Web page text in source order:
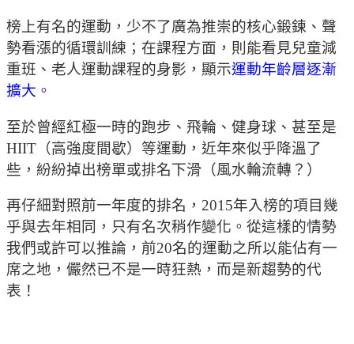
榜上有名的運動，少不了廣為推崇的核心鍛鍊、聲
勢看漲的循環訓練；在課程方面，則能看見兒童減
重班、老人運動課程的身影，顯示運動年齡層逐漸
擴大 。
至於曾經紅極一時的跑步、飛輪、健身球、甚至是
HIIT（高強度間歇）等運動，近年來似乎降溫了
些，紛紛掉出榜單或排名下滑（風水輪流轉？）
再仔細對照前一年度的排名，2015年入榜的項目幾
乎與去年相同，只有名次稍作變化。從這樣的情勢
我們或許可以推論，前20名的運動之所以能佔有一
席之地，儼然已不是一時狂熱，而是新趨勢的代
表！